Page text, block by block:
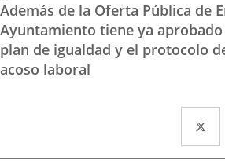
Además de la Oferta Pública de
Ayuntamiento tiene ya
plan de igualdad y el protocolo
acoso laboral
a